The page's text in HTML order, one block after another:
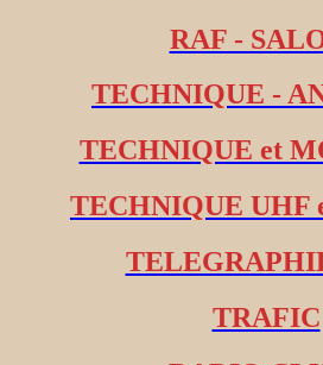
RAF -
TECHNIQUE -
TECHNIQUE et
TECHNIQUE UHF
TRAFIC